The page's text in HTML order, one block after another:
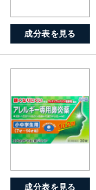
成分表を見る
成分表を見る